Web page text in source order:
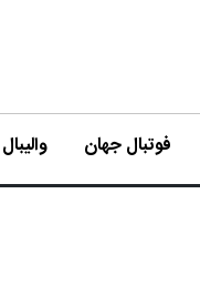
فوتبال جهان والیبال